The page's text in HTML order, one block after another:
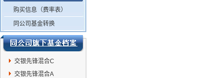
购买信息（费率表）
同公司基金转换
交银先锋混合C
交银先锋混合A